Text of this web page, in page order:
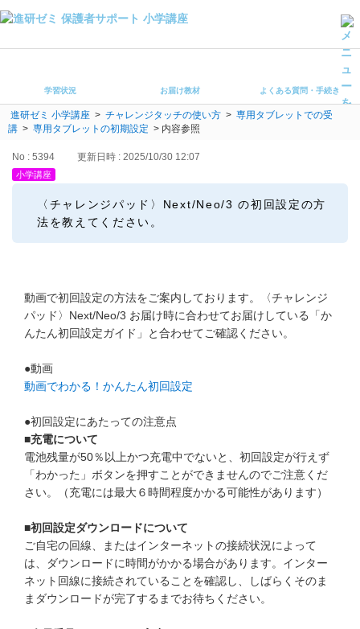
よくある質問・手続き
保護者サポート小学講座 トップ
登録情報の変更・各種お手続き
お客様サポート(手続き・照会)
カテゴリーから探す
お問い合わせ窓口
他の講座のよくある質問・手続きはこちら
進研ゼミ 中学講座
進研ゼミ 中学講座 中高一貫
進研ゼミ 高校講座
進研ゼミ小学講座のご紹介はこちら
学習状況 お届け教材 よくある質問・手続き
進研ゼミ 小学講座 > チャレンジタッチの使い方 > 専用タブレットでの受
講 > 専用タブレットの初期設定 > 内容参照
No : 5394 更新日時 : 2025/10/30 12:07
小学講座
〈チャレンジパッド〉Next/Neo/3 の初回設定の方
法を教えてください。
動画で初回設定の方法をご案内しております。〈チャレンジ
パッド〉Next/Neo/3 お届け時に合わせてお届けしている「か
んたん初回設定ガイド」と合わせてご確認ください。
●動画
動画でわかる！かんたん初回設定
●初回設定にあたっての注意点
■充電について
電池残量が50％以上かつ充電中でないと、初回設定が行えず
「わかった」ボタンを押すことができませんのでご注意くだ
さい。（充電には最大６時間程度かかる可能性があります）
■初回設定ダウンロードについて
ご自宅の回線、またはインターネットの接続状況によって
は、ダウンロードに時間がかかる場合があります。インター
ネット回線に接続されていることを確認し、しばらくそのま
まダウンロードが完了するまでお待ちください。